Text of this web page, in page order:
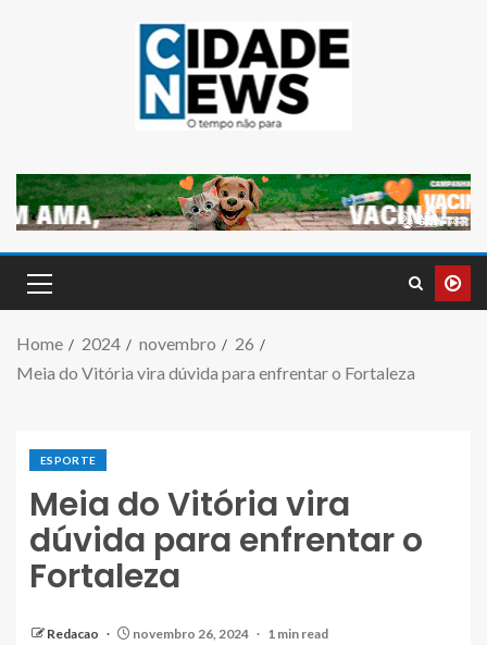
Home 2024 novembro
26
Meia do Vitória vira dúvida para enfrentar o Fortaleza
ESPORTE
Meia do Vitória vira
dúvida para enfrentar o
Fortaleza
Redacao novembro 26, 2024 1 min read